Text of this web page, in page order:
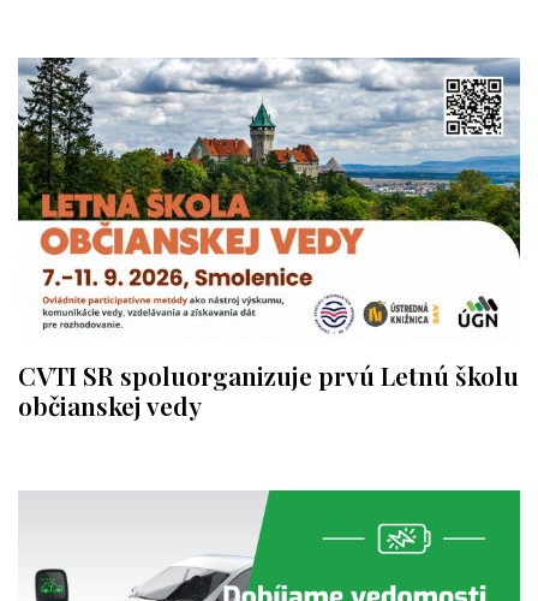
CVTI SR spoluorganizuje prvú Letnú školu
občianskej vedy